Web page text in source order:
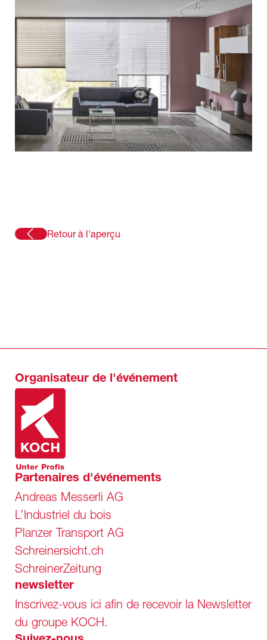
Retour à l'aperçu
Organisateur de l'événement
Partenaires d'événements
Andreas Messerli AG
L’Industriel du bois
Planzer Transport AG
Schreinersicht.ch
SchreinerZeitung
newsletter
Inscrivez-vous ici afin de recevoir la Newsletter
du groupe KOCH.